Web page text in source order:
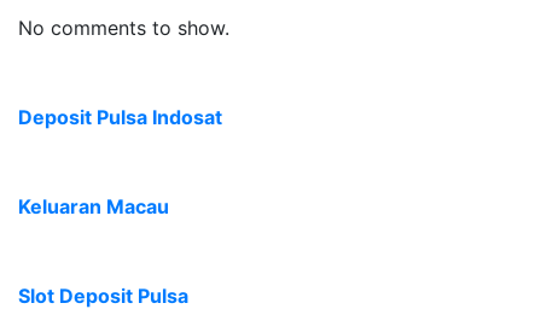
No comments to show.
Deposit Pulsa Indosat
Keluaran Macau
Slot Deposit Pulsa